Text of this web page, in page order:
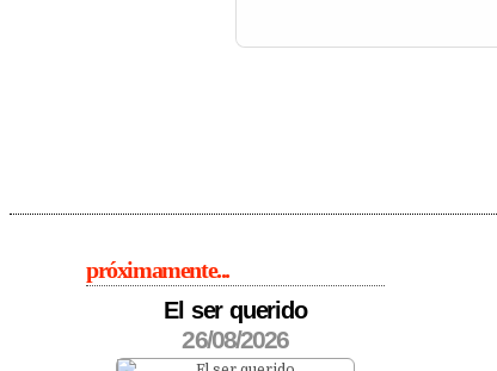
próximamente...
El ser querido
26/08/2026